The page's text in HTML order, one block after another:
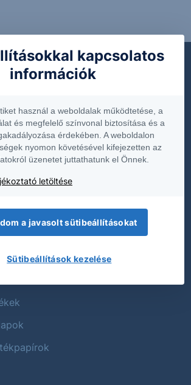
kapcsolatos
információk
használ a weboldalak működtetése, a
és megfelelő színvonal biztosítása és a
érdekében. A weboldalon
nyomon követésével kifejezetten az
üzenetet juttathatunk el Önnek.
letöltése
a javasolt sütibeállításokat
Sütibeállítások kezelése